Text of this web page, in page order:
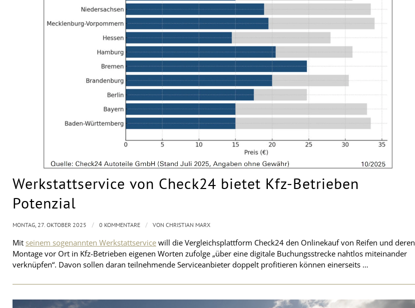
Werkstattservice von Check24 bietet Kfz-Betrieben
Potenzial
Mit seinem sogenannten Werkstattservice will die Vergleichsplattform Check24 den Onlinekauf von Reifen und deren
Montage vor Ort in Kfz-Betrieben eigenen Worten zufolge „über eine digitale Buchungsstrecke nahtlos miteinander
verknüpfen“. Davon sollen daran teilnehmende Serviceanbieter doppelt profitieren können einerseits …
MONTAG, 27. OKTOBER 2025 / 0 KOMMENTARE / VON CHRISTIAN MARX